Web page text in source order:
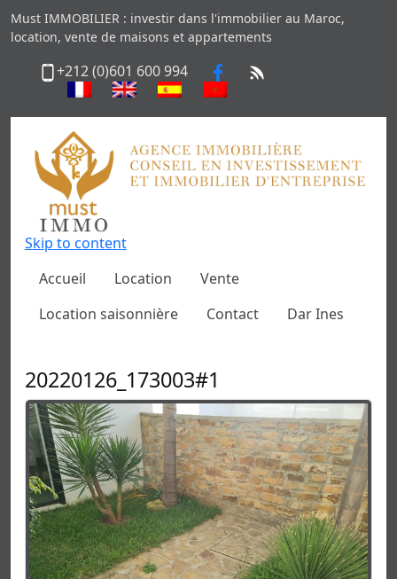
Must IMMOBILIER : investir dans l'immobilier au Maroc,
location, vente de maisons et appartements
+212 (0)601 600 994
Skip to content
Accueil
Location
Vente
Location saisonnière
Contact Dar Ines
20220126_173003#1